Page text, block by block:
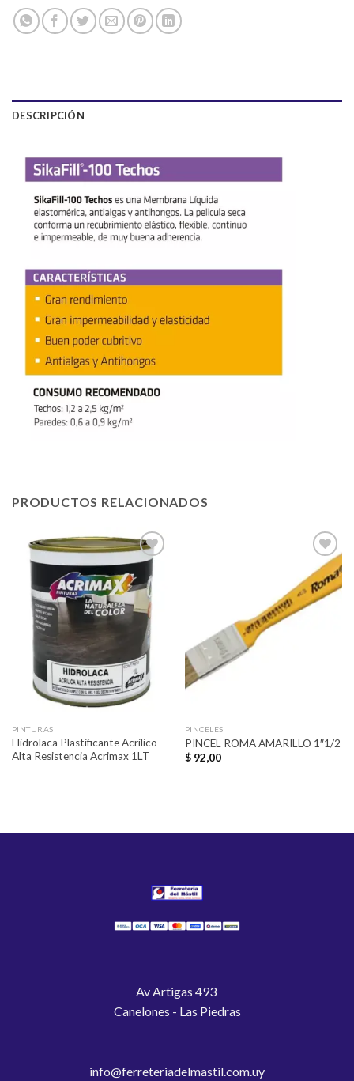
DESCRIPCIÓN
PRODUCTOS RELACIONADOS
Añadir
a la
lista de
deseos
PINTURAS
Hidrolaca Plastificante Acrilico
Alta Resistencia Acrimax 1LT
Añadir
a la
PINCELES
PINCEL ROMA AMARILLO 1″1/2
$92,00
Av Artigas 493
Canelones - Las Piedras
info@ferreteriadelmastil.com.uy